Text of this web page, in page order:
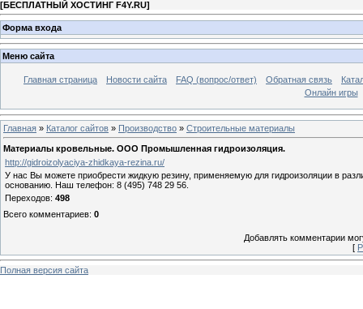
[БЕСПЛАТНЫЙ ХОСТИНГ F4Y.RU]
Форма входа
Меню сайта
Главная страница Новости сайта FAQ (вопрос/ответ) Обратная связь
Онлайн игры
Главная » Каталог сайтов » Производство » Строительные материалы
Материалы кровельные. ООО Промышленная гидроизоляция.
http://gidroizolyaciya-zhidkaya-rezina.ru/
У нас Вы можете приобрести жидкую резину, применяемую для гидроизоляции в
основанию. Наш телефон: 8 (495) 748 29 56.
Переходов: 498
Всего комментариев: 0
Добавлять комментарии
[
Полная версия сайта